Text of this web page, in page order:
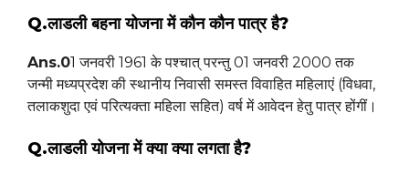
Q.लाडली बहना योजना में कौन कौन पात्र है?
Ans.01 जनवरी 1961 के पश्चात् परन्तु 01 जनवरी 2000 तक
जन्मी मध्यप्रदेश की स्थानीय निवासी समस्त विवाहित महिलाएं (विधवा,
तलाकशुदा एवं परित्यक्ता महिला सहित) वर्ष में आवेदन हेतु पात्र होंगीं।
Q.लाडली योजना में क्या क्या लगता है?